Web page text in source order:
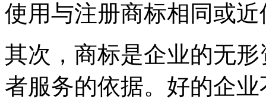
使用与注册商标相同或
其次，商标是企业的无
者服务的依据。好的企